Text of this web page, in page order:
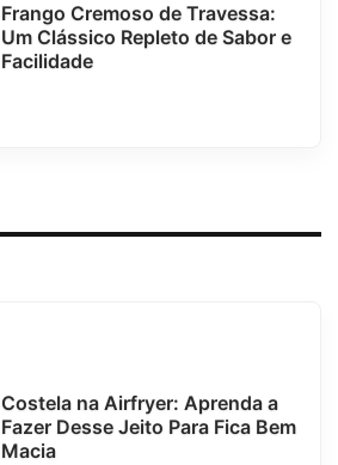
Frango Cremoso de Travessa:
Um Clássico Repleto de Sabor e
Facilidade
Costela na Airfryer: Aprenda a
Fazer Desse Jeito Para Fica Bem
Macia